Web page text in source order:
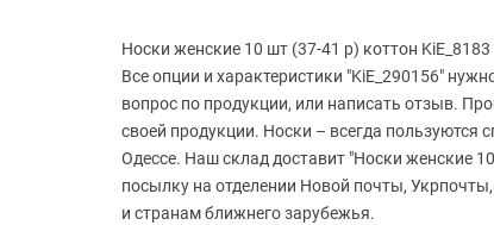
Носки женские 10 шт (37-41 р) коттон
Все опции и характеристики "KiE_290156"
вопрос по продукции, или написать отзыв.
своей продукции. Носки – всегда пользуются
Одессе. Наш склад доставит "Носки женские
посылку на отделении Новой почты,
и странам ближнего зарубежья.